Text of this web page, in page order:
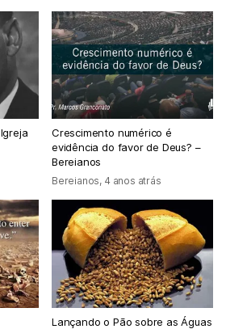
Crescimento numérico é
evidência do favor de Deus? –
Bereianos
Bereianos, 4 anos atrás
Lançando o Pão sobre as Águas